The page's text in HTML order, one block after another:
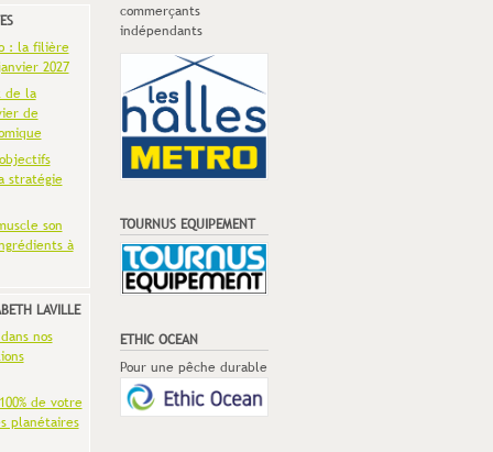
: la filière
2027
de la
de
stratégie
son
à
LAVILLE
nos
de votre
planétaires
commerçants
indépendants
TOURNUS EQUIPEMENT
ETHIC OCEAN
Pour une pêche durable